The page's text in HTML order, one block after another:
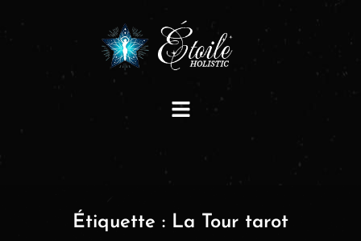
Étiquette : La Tour tarot